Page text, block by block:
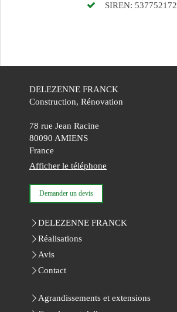
SIREN: 537752172
DELEZENNE FRANCK
Construction, Rénovation
78 rue Jean Racine
80090 AMIENS
France
Afficher le téléphone
Demander un devis
DELEZENNE FRANCK
Réalisations
Avis
Contact
Agrandissements et extensions